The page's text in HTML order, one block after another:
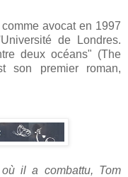
avocat en 1997
de Londres.
deux océans" (The
son premier roman,
il a combattu, Tom